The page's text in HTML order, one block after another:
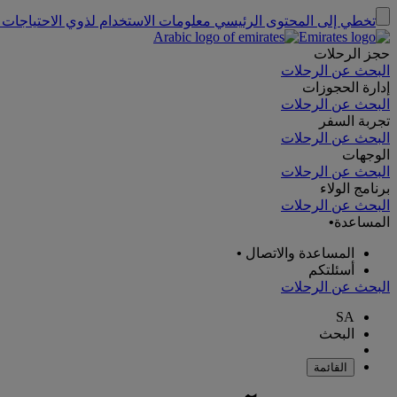
تخطي إلى المحتوى الرئيسي معلومات الاستخدام لذوي
حجز الرحلات
البحث عن الرحلات
إدارة الحجوزات
البحث عن الرحلات
تجربة السفر
البحث عن الرحلات
الوجهات
البحث عن الرحلات
برنامج الولاء
البحث عن الرحلات
المساعدة•
المساعدة والاتصال •
أسئلتكم
البحث عن الرحلات
SA
البحث
القائمة